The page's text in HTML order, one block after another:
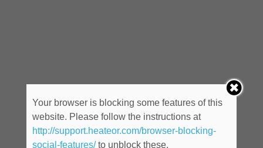
Your browser is blocking some features of this
website. Please follow the instructions at
http://support.heateor.com/browser-blocking-
social-features/to unblock these.